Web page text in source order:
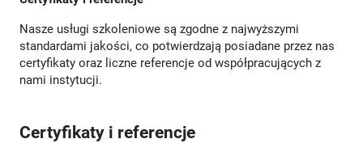
Nasze usługi szkoleniowe są zgodne z najwyższymi
standardami jakości, co potwierdzają posiadane przez nas
certyfikaty oraz liczne referencje od współpracujących z
nami instytucji.
Certyfikaty i referencje